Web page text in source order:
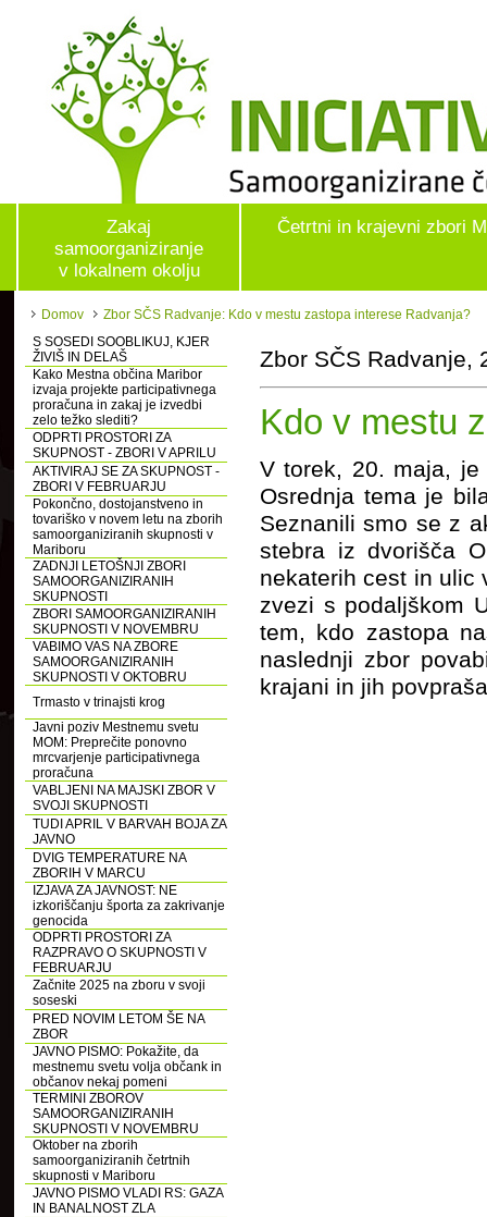
Zakaj
samoorganiziranje
v lokalnem okolju
Četrtni in krajevni zbori
Domov
Zbor SČS Radvanje: Kdo v mestu zastopa interese Radvanja?
S SOSEDI SOOBLIKUJ, KJER
ŽIVIŠ IN DELAŠ
Kako Mestna občina Maribor
izvaja projekte participativnega
proračuna in zakaj je izvedbi
zelo težko slediti?
ODPRTI PROSTORI ZA
SKUPNOST - ZBORI V APRILU
AKTIVIRAJ SE ZA SKUPNOST -
ZBORI V FEBRUARJU
Pokončno, dostojanstveno in
tovariško v novem letu na zborih
samoorganiziranih skupnosti v
Mariboru
ZADNJI LETOŠNJI ZBORI
SAMOORGANIZIRANIH
SKUPNOSTI
ZBORI SAMOORGANIZIRANIH
SKUPNOSTI V NOVEMBRU
VABIMO VAS NA ZBORE
SAMOORGANIZIRANIH
SKUPNOSTI V OKTOBRU
Trmasto v trinajsti krog
Javni poziv Mestnemu svetu
MOM: Preprečite ponovno
mrcvarjenje participativnega
proračuna
VABLJENI NA MAJSKI ZBOR V
SVOJI SKUPNOSTI
TUDI APRIL V BARVAH BOJA ZA
JAVNO
DVIG TEMPERATURE NA
ZBORIH V MARCU
IZJAVA ZA JAVNOST: NE
izkoriščanju športa za zakrivanje
genocida
ODPRTI PROSTORI ZA
RAZPRAVO O SKUPNOSTI V
FEBRUARJU
Začnite 2025 na zboru v svoji
soseski
PRED NOVIM LETOM ŠE NA
ZBOR
JAVNO PISMO: Pokažite, da
mestnemu svetu volja občank in
občanov nekaj pomeni
TERMINI ZBOROV
SAMOORGANIZIRANIH
SKUPNOSTI V NOVEMBRU
Oktober na zborih
samoorganiziranih četrtnih
skupnosti v Mariboru
JAVNO PISMO VLADI RS: GAZA
IN BANALNOST ZLA
Zbor SČS Radvanje,
Kdo v mestu
V torek, 20. maja, je
Osrednja tema je
Seznanili smo se z
stebra iz dvorišča
nekaterih cest in ulic
zvezi s podaljškom
tem, kdo zastopa
naslednji zbor
krajani in jih